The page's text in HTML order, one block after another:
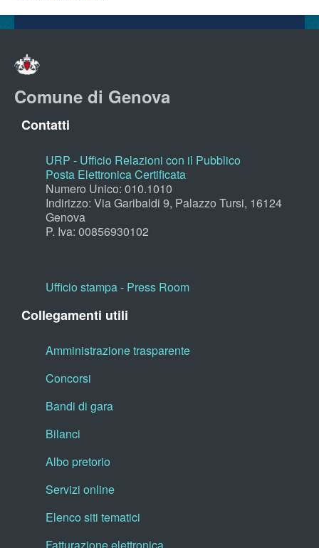
Comune di Genova
Contatti
URP - Ufficio Relazioni con il Pubblico
Posta Elettronica Certificata
Numero Unico: 010.1010
Indirizzo: Via Garibaldi 9, Palazzo Tursi, 16124
Genova
P. Iva: 00856930102
Ufficio stampa - Press Room
Collegamenti utili
Amministrazione trasparente
Concorsi
Bandi di gara
Bilanci
Albo pretorio
Servizi online
Elenco siti tematici